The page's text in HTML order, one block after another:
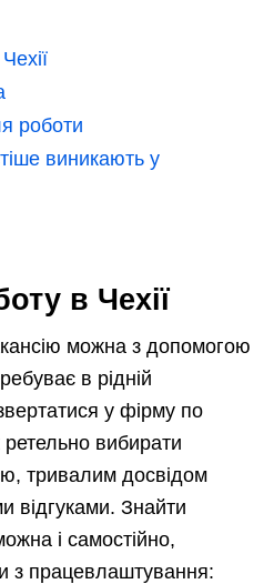
роботи
виникають у
в Чехії
можна з допомогою
в рідній
у фірму по
вибирати
тривалим досвідом
відгуками. Знайти
і самостійно,
з працевлаштування: